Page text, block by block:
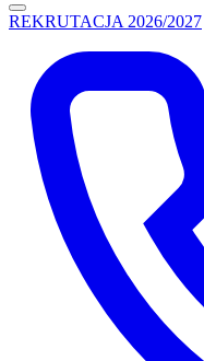
REKRUTACJA 2026/2027